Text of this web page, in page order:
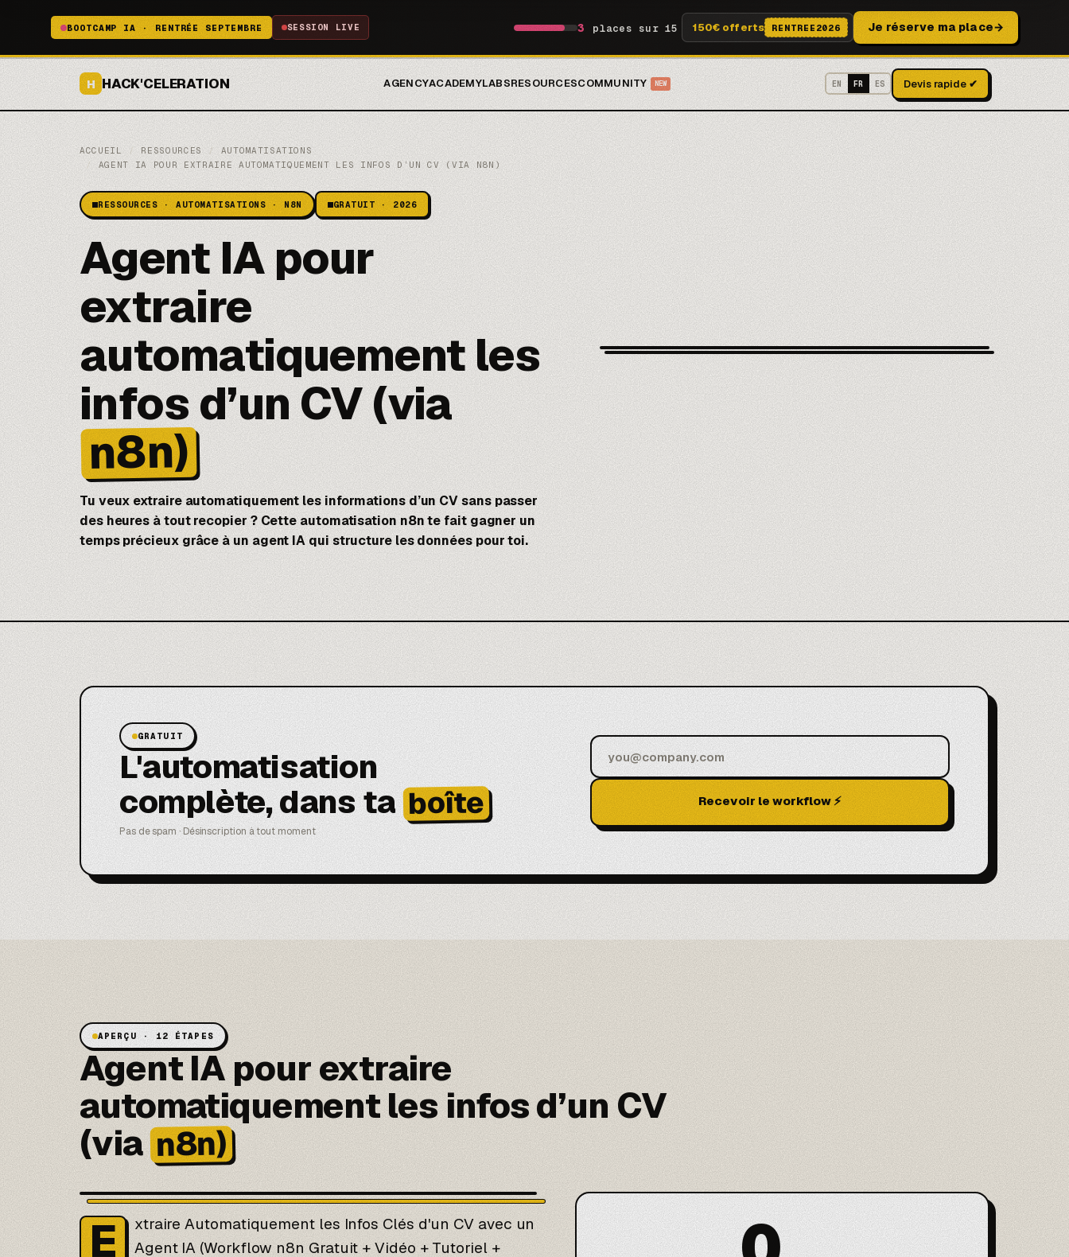
BOOTCAMP IA · RENTRÉE SEPTEMBRE SESSION LIVE 3 places sur 15 150€ offerts RENTREE2026 Je réserve ma place→
H HACK'CELERATION AGENCYACADEMYLABSRESOURCESCOMMUNITY NEW EN FR ES Devis rapide ✔
ACCUEIL / RESSOURCES /
AUTOMATISATIONS
/
AGENT IA POUR EXTRAIRE AUTOMATIQUEMENT LES INFOS D’UN CV (VIA N8N)
RESSOURCES · AUTOMATISATIONS · N8N GRATUIT · 2026
Agent IA pour
extraire
automatiquement les
infos d’un CV (via
n8n)
Tu veux extraire automatiquement les informations d’un CV sans passer
des heures à tout recopier ? Cette automatisation n8nte fait gagner un
temps précieux grâce à un agent IA qui structure les données pour toi.
GRATUIT
L'automatisation
complète, dans ta boîte
Pas de spam · Désinscription à tout moment
Recevoir le workflow ⚡
APERÇU · 12 ÉTAPES
Agent IA pour extraire
automatiquement les infos d’un CV
(via n8n)
E
xtraire Automatiquement les Infos Clés d'un CV avec un
Agent IA (Workflow n8n Gratuit + Vidéo + Tutoriel +